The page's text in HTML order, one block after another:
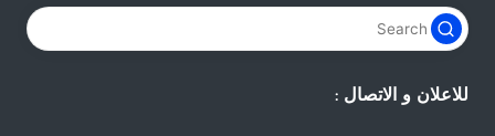
للاعلان و الاتصال :